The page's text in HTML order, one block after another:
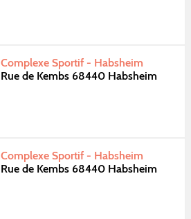
Complexe Sportif - Habsheim
Rue de Kembs 68440 Habsheim
Complexe Sportif - Habsheim
Rue de Kembs 68440 Habsheim